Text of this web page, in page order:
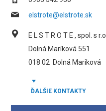
elstrote@elstrote.sk
E L S T R O T E , spol. s r.o.
Dolná Maríková 551
018 02 Dolná Mariková
ĎALŠIE KONTAKTY